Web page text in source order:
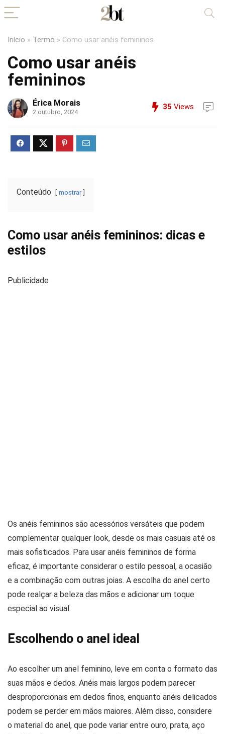
Início » Termo » Como usar anéis femininos
Como usar anéis
femininos
Érica Morais
2 outubro, 2024
35 Views
Conteúdo mostrar
Como usar anéis femininos: dicas e
estilos
Publicidade
Os anéis femininos são acessórios versáteis que podem
complementar qualquer look, desde os mais casuais até os
mais sofisticados. Para usar anéis femininos de forma
eficaz, é importante considerar o estilo pessoal, a ocasião
e a combinação com outras joias. A escolha do anel certo
pode realçar a beleza das mãos e adicionar um toque
especial ao visual.
Escolhendo o anel ideal
Ao escolher um anel feminino, leve em conta o formato das
suas mãos e dedos. Anéis mais largos podem parecer
desproporcionais em dedos finos, enquanto anéis delicados
podem se perder em mãos maiores. Além disso, considere
o material do anel, que pode variar entre ouro, prata, aço